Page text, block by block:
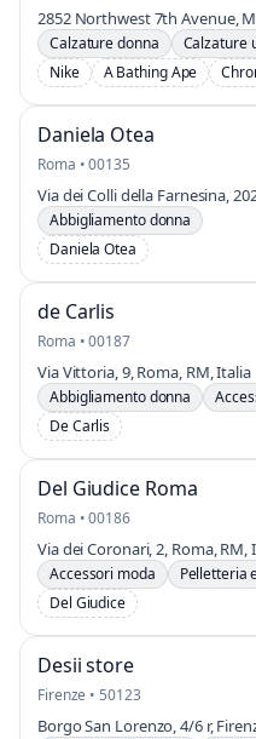
2852 Northwest 7th Avenue,
Calzature donna Calzature
Nike
A Bathing Ape
Daniela Otea
Roma • 00135
Via dei Colli della Farnesina,
Abbigliamento donna
Daniela Otea
de Carlis
Roma • 00187
Via Vittoria, 9, Roma, RM, Italia
Abbigliamento donna
De Carlis
Del Giudice Roma
Roma • 00186
Via dei Coronari, 2, Roma, RM,
Accessori moda
Pelletteria
Del Giudice
Desii store
Firenze • 50123
Borgo San Lorenzo, 4/6 r,